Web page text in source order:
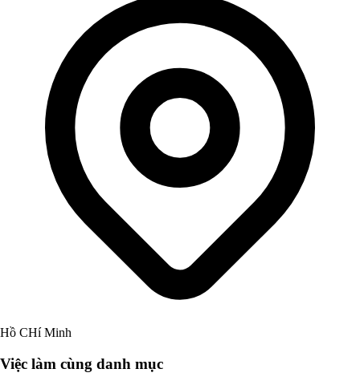
Hồ CHí Minh
Việc làm cùng danh mục